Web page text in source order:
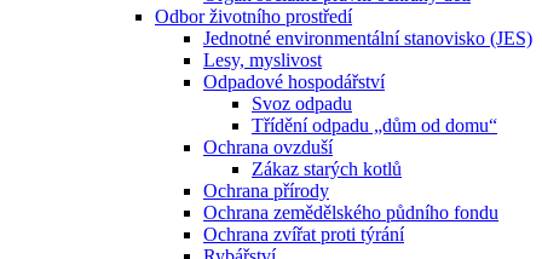
Odbor životního prostředí
Jednotné environmentální stanovisko (JES)
Lesy, myslivost
Odpadové hospodářství
Svoz odpadu
Třídění odpadu „dům od domu“
Ochrana ovzduší
Zákaz starých kotlů
Ochrana přírody
Ochrana zemědělského půdního fondu
Ochrana zvířat proti týrání